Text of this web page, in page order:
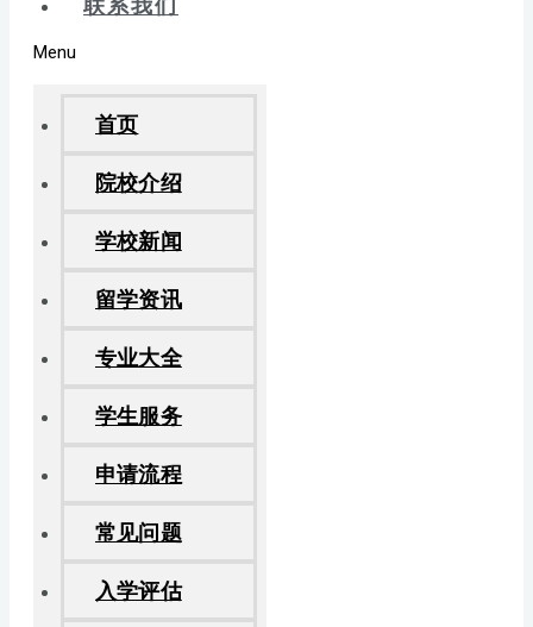
联系我们
Menu
首页
院校介绍
学校新闻
留学资讯
专业大全
学生服务
申请流程
常见问题
入学评估